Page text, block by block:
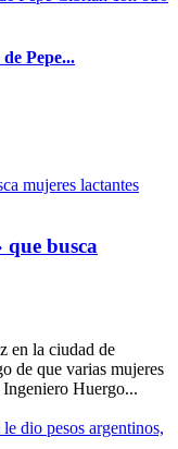
Pepe...
busca
en la ciudad de
de que varias mujeres
Ingeniero Huergo...